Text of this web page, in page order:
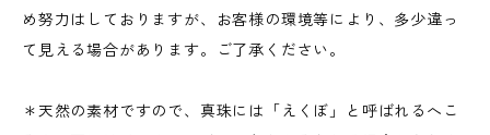
め努力はしておりますが、お客様の環境等により、多少違っ
て見える場合があります。ご了承ください。
＊天然の素材ですので、真珠には「えくぼ」と呼ばれるへこ